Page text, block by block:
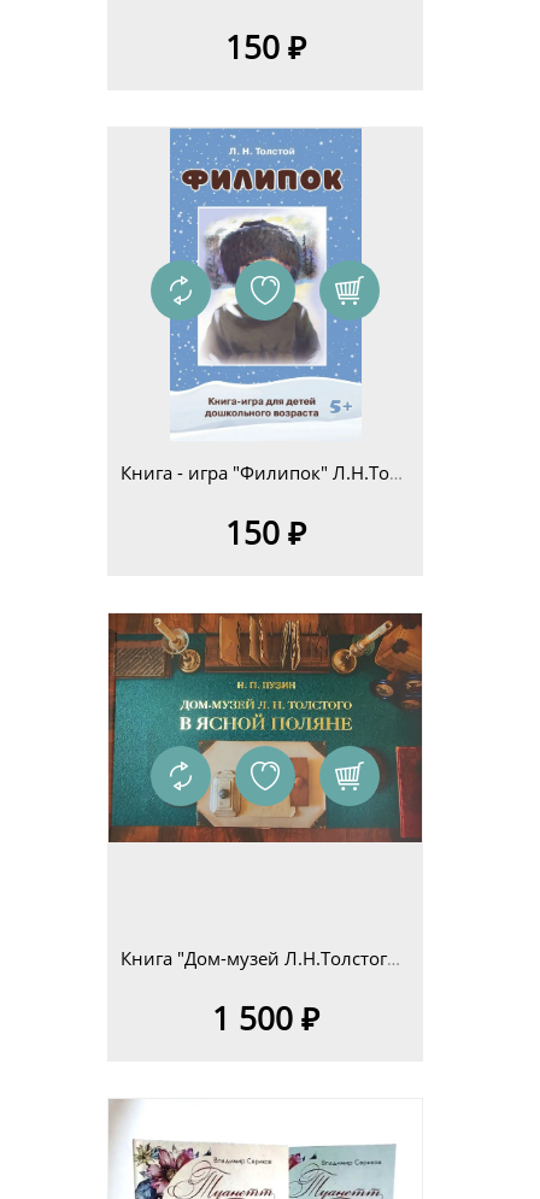
150 ₽
Книга - игра "Филипок" Л.Н.Толстой для детей дошкольного возраста 5+
150 ₽
Книга "Дом-музей Л.Н.Толстого в Ясной Поляне. Очерк-путеводитель" Н.П.Пузин
1 500 ₽